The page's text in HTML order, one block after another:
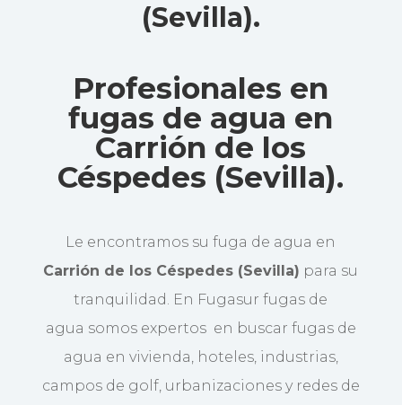
(Sevilla).
Profesionales en
fugas de agua en
Carrión de los
Céspedes (Sevilla).
Le encontramos su fuga de agua en
Carrión de los Céspedes (Sevilla) para su
tranquilidad. En Fugasur fugas de
agua somos expertos en buscar fugas de
agua en vivienda, hoteles, industrias,
campos de golf, urbanizaciones y redes de